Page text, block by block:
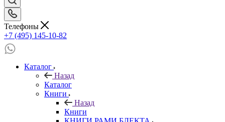
Телефоны
+7 (495) 145-10-82
Каталог
Назад
Каталог
Книги
Назад
Книги